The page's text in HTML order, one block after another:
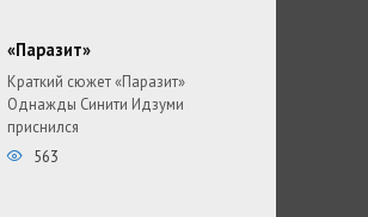
«Паразит»
Краткий сюжет «Паразит»
Однажды Синити Идзуми
приснился
563